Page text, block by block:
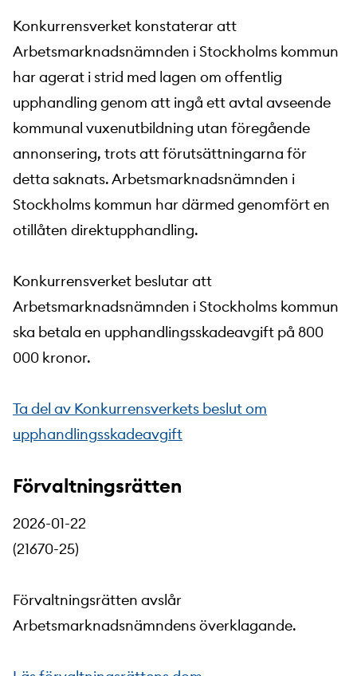
Konkurrensverket konstaterar att
Arbetsmarknadsnämnden i Stockholms kommun
har agerat i strid med lagen om offentlig
upphandling genom att ingå ett avtal avseende
kommunal vuxenutbildning utan föregående
annonsering, trots att förutsättningarna för
detta saknats. Arbetsmarknadsnämnden i
Stockholms kommun har därmed genomfört en
otillåten direktupphandling.
Konkurrensverket beslutar att
Arbetsmarknadsnämnden i Stockholms kommun
ska betala en upphandlingsskadeavgift på 800
000 kronor.
Ta del av Konkurrensverkets beslut om
upphandlingsskadeavgift
Förvaltningsrätten
2026-01-22
(21670-25)
Förvaltningsrätten avslår
Arbetsmarknadsnämndens överklagande.